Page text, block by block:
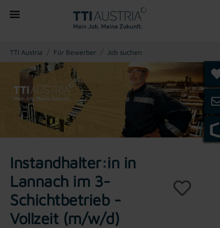
You are here:
TTI Austria Für Bewerber Job suchen
Instandhalter:in in
Lannach im 3-
Schichtbetrieb -
Vollzeit (m/w/d)